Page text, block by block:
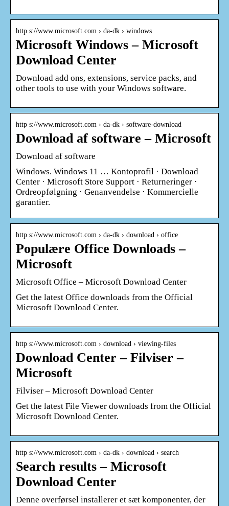
http s://www.microsoft.com › da-dk › windows
Microsoft Windows – Microsoft
Download Center
Download add ons, extensions, service packs, and
other tools to use with your Windows software.
http s://www.microsoft.com › da-dk › software-download
Download af software – Microsoft
Download af software
Windows. Windows 11 … Kontoprofil · Download
Center · Microsoft Store Support · Returneringer ·
Ordreopfølgning · Genanvendelse · Kommercielle
garantier.
http s://www.microsoft.com › da-dk › download › office
Populære Office Downloads –
Microsoft
Microsoft Office – Microsoft Download Center
Get the latest Office downloads from the Official
Microsoft Download Center.
http s://www.microsoft.com › download › viewing-files
Download Center – Filviser –
Microsoft
Filviser – Microsoft Download Center
Get the latest File Viewer downloads from the Official
Microsoft Download Center.
http s://www.microsoft.com › da-dk › download › search
Search results – Microsoft
Download Center
Denne overførsel installerer et sæt komponenter, der